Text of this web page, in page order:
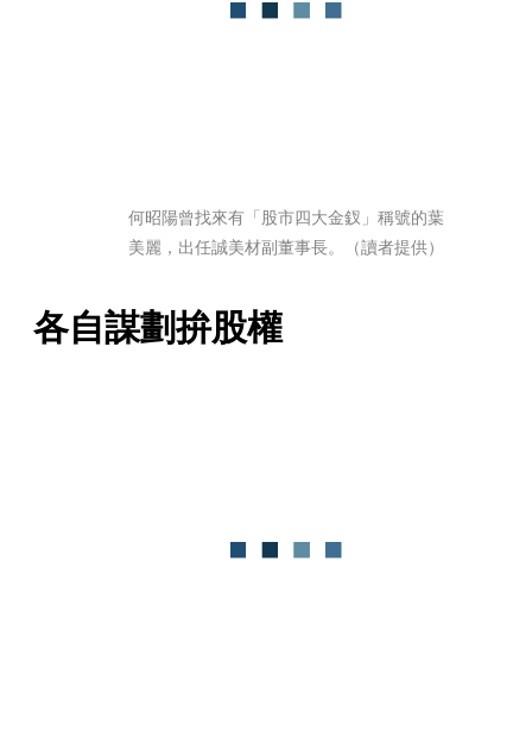
何昭陽曾找來有「股市四大金釵」稱號的葉
美麗，出任誠美材副董事長。（讀者提供）
各自謀劃拚股權